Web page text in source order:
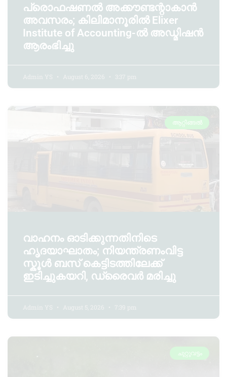
പ്രൊഫഷണൽ അക്കൗണ്ടന്റാകാൻ
അവസരം; കിലിമാനൂരിൽ Elixer
Institute of Accounting-ൽ അഡ്മിഷൻ
ആരംഭിച്ചു
Admin YS August 6, 2026 3:37 pm
ആറ്റിങ്ങൽ
വാഹനം ഓടിക്കുന്നതിനിടെ
ഹൃദയാഘാതം; നിയന്ത്രണംവിട്ട
സ്കൂൾ ബസ് കെട്ടിടത്തിലേക്ക്
ഇടിച്ചുകയറി, ഡ്രൈവർ മരിച്ചു
Admin YS August 5, 2026 7:39 pm
ചുറ്റുവട്ടം